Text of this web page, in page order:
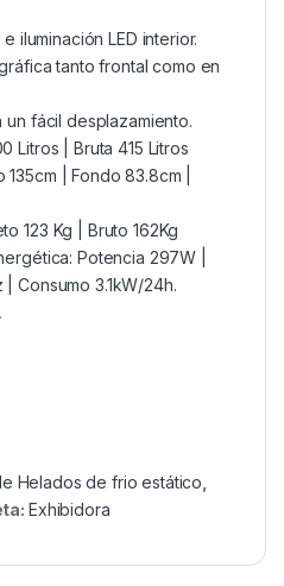
iluminación LED interior.
tanto frontal como en
fácil desplazamiento.
Litros | Bruta 415 Litros
| Fondo 83.8cm |
123 Kg | Bruto 162Kg
Potencia 297W |
Consumo 3.1kW/24h.
Helados de frio estático
Exhibidora